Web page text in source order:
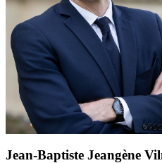
Jean-Baptiste Jeangène